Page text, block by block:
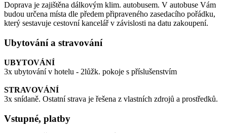
Doprava je zajištěna dálkovým klim. autobusem. V autobuse Vám
budou určena místa dle předem připraveného zasedacího pořádku,
který sestavuje cestovní kancelář v závislosti na datu zakoupení.
Ubytování a stravování
UBYTOVÁNÍ
3x ubytování v hotelu - 2lůžk. pokoje s příslušenstvím
STRAVOVÁNÍ
3x snídaně. Ostatní strava je řešena z vlastních zdrojů a prostředků.
Vstupné, platby